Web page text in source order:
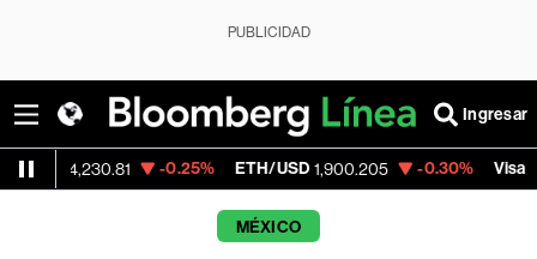
PUBLICIDAD
Ingresar
-0.25% ETH/USD 1,900.205 -0.30% Visa 370.47
MÉXICO